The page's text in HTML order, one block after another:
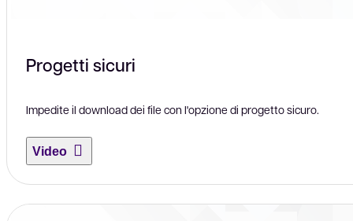
Progetti sicuri
Impedite il download dei file con l'opzione di progetto sicuro.
Video